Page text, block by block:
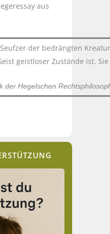
aus
der bedrängten
geistloser Zustände ist.
der Hegelschen